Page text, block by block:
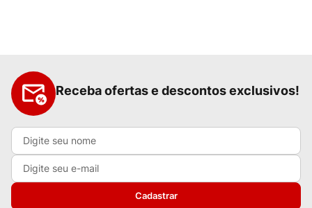
Receba ofertas e descontos exclusivos!
Cadastrar